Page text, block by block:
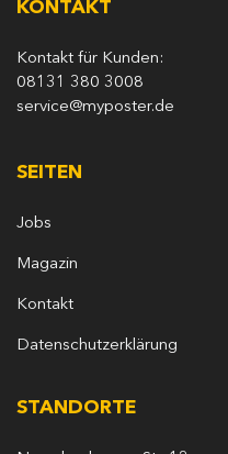
KONTAKT
Kontakt für Kunden:
08131 380 3008
service@myposter.de
SEITEN
Jobs
Magazin
Kontakt
Datenschutzerklärung
STANDORTE